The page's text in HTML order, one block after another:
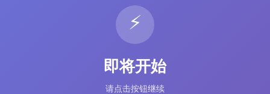
⚡
即将开始
请点击按钮继续